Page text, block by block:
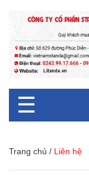
☰
Trang chủ / Liên hệ